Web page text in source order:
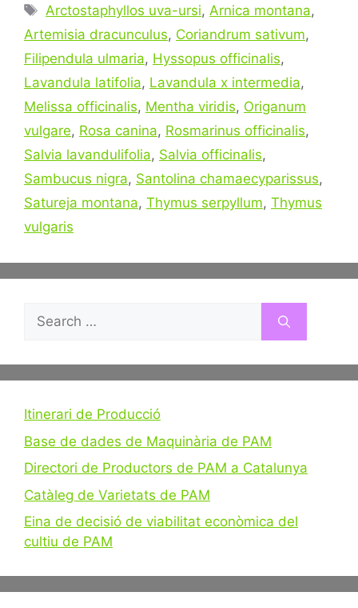
Tags
Arctostaphyllos uva-ursi,Arnica montana,
Artemisia dracunculus, Coriandrum sativum,
Filipendula ulmaria, Hyssopus officinalis,
Lavandula latifolia, Lavandula x intermedia,
Melissa officinalis, Mentha viridis, Origanum
vulgare, Rosa canina, Rosmarinus officinalis,
Salvia lavandulifolia, Salvia officinalis,
Sambucus nigra, Santolina chamaecyparissus,
Satureja montana, Thymus serpyllum, Thymus
vulgaris
Search
for:
Itinerari de Producció
Base de dades de Maquinària de PAM
Directori de Productors de PAM a Catalunya
Catàleg de Varietats de PAM
Eina de decisió de viabilitat econòmica del
cultiu de PAM